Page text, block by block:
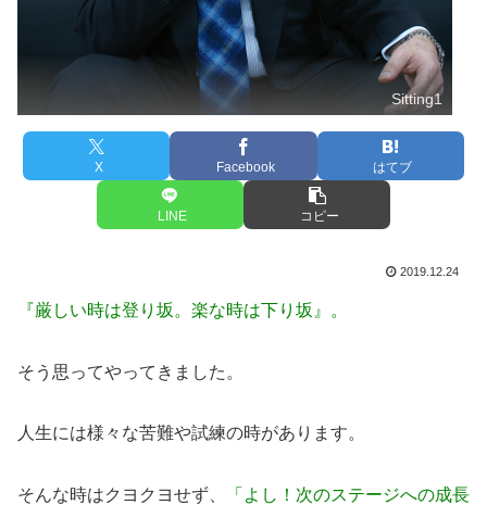
Sitting1
X Facebook はてブ
LINE コピー
2019.12.24
『厳しい時は登り坂。楽な時は下り坂』。
そう思ってやってきました。
人生には様々な苦難や試練の時があります。
そんな時はクヨクヨせず、
「よし！次のステージへの成長